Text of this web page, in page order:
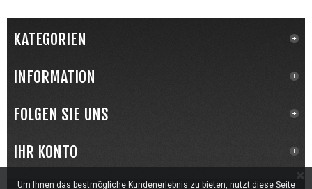
KATEGORIEN
INFORMATION
FOLGEN SIE UNS
IHR KONTO
Um Ihnen das bestmögliche Kundenerlebnis zu bieten, nutzt diese Seite